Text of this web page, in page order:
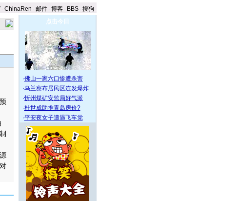
-ChinaRen -邮件-博客- BBS-搜狗
点击今日
·佛山一家六口惨遭杀害
·乌兰察布居民区连发爆炸
·忻州煤矿安监局好气派
·杜世成助推青岛房价?
·平安夜女子遭遇飞车党